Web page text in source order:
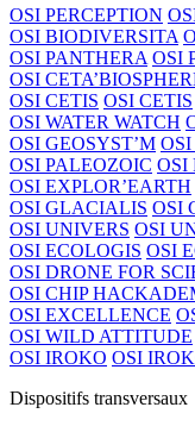
OSI PERCEPTION
OSI BIODIVERSITA
OSI PANTHERA OSI
OSI
OSI CETIS OSI CETIS
OSI WATER WATCH
OSI GEOSYST’M OSI
OSI PALEOZOIC OSI
OSI EXPLOR’EARTH
OSI GLACIALIS OSI
OSI UNIVERS OSI
OSI ECOLOGIS OSI
OSI DRONE FOR
OSI CHIP
OSI EXCELLENCE
OSI WILD ATTITUDE
OSI IROKO OSI
Dispositifs transversaux